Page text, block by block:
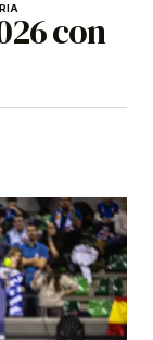
con